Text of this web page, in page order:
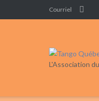
to
Courriel
L'Association